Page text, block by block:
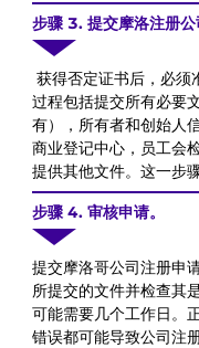
步骤 3. 提交摩洛注册公
获得否定证书后，必须
过程包括提交所有必要
有），所有者和创始人
商业登记中心，员工会
提供其他文件。这一步
步骤 4. 审核申请。
提交摩洛哥公司注册申
所提交的文件并检查其
可能需要几个工作日。
错误都可能导致公司注